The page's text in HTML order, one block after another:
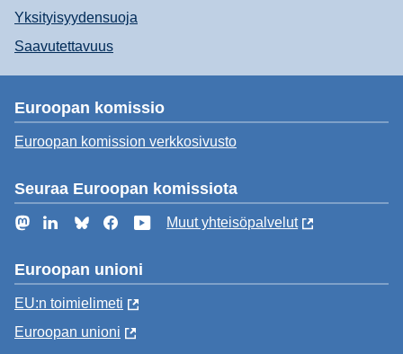
Yksityisyydensuoja
Saavutettavuus
Euroopan komissio
Euroopan komission verkkosivusto
Seuraa Euroopan komissiota
MastodonLinkedInBlueskyFacebookYouTube
Muut yhteisöpalvelut
Euroopan unioni
EU:n toimielimeti
Euroopan unioni